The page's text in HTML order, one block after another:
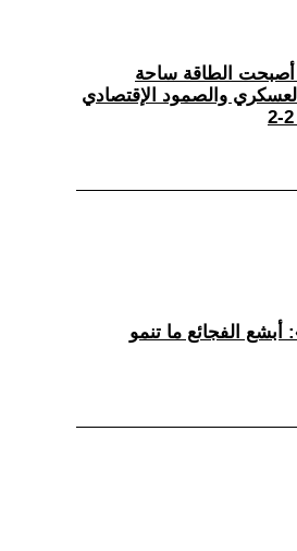
أصبحت الطاقة ساحة
والصمود الإقتصادي
أبشع الفجائع ما تنمو